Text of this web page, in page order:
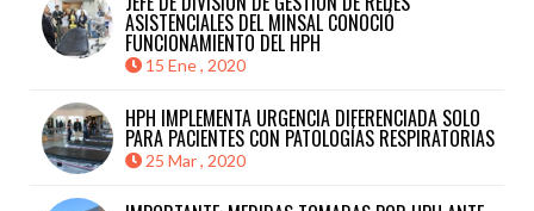
ASISTENCIALES DEL MINSAL CONOCIÓ
FUNCIONAMIENTO DEL HPH
15 Ene , 2020
HPH IMPLEMENTA URGENCIA DIFERENCIADA SOLO
PARA PACIENTES CON PATOLOGÍAS RESPIRATORIAS
25 Mar , 2020